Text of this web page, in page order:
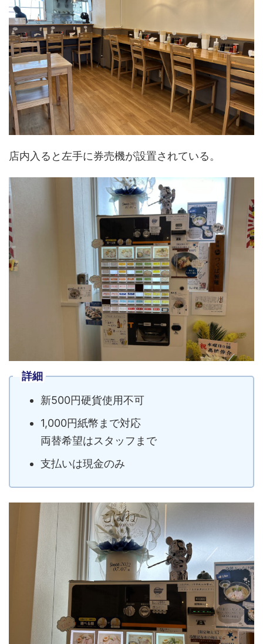
店内入ると左手に券売機が設置されている。
詳細
新500円硬貨使用不可
1,000円紙幣まで対応
両替希望はスタッフまで
支払いは現金のみ